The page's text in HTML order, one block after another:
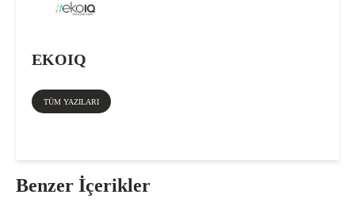
EKOIQ
TÜM YAZILARI
Benzer İçerikler